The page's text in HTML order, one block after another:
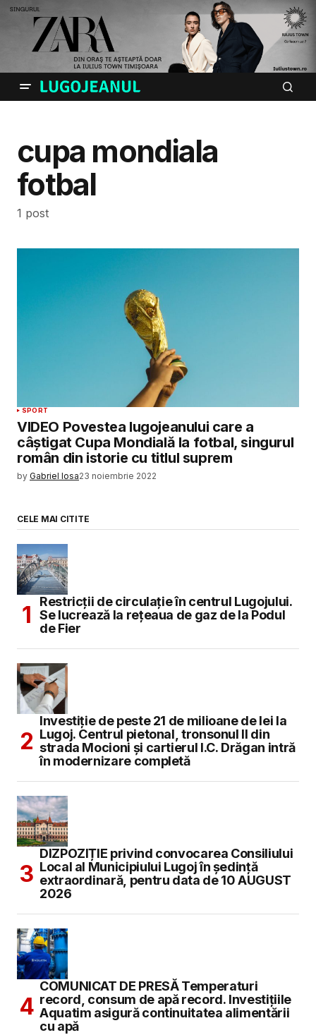
cupa mondiala
fotbal
1 post
SPORT
VIDEO Povestea lugojeanului care a
câștigat Cupa Mondială la fotbal, singurul
român din istorie cu titlul suprem
by Gabriel Iosa23 noiembrie 2022
CELE MAI CITITE
Restricții de circulație în centrul Lugojului.
Se lucrează la rețeaua de gaz de la Podul
de Fier
Investiție de peste 21 de milioane de lei la
Lugoj. Centrul pietonal, tronsonul II din
strada Mocioni și cartierul I.C. Drăgan intră
în modernizare completă
DIZPOZIȚIE privind convocarea Consiliului
Local al Municipiului Lugoj în şedinţă
extraordinară, pentru data de 10 AUGUST
2026
COMUNICAT DE PRESĂ Temperaturi
record, consum de apă record. Investițiile
Aquatim asigură continuitatea alimentării
cu apă